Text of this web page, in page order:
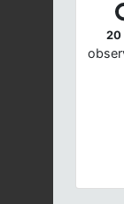
20